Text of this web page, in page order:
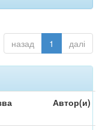
назад 1 далі
Автор(и)